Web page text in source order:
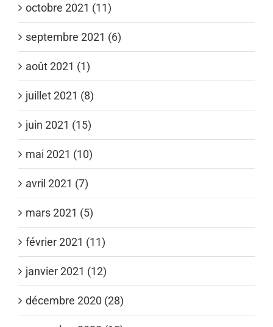
octobre 2021 (11)
septembre 2021 (6)
août 2021 (1)
juillet 2021 (8)
juin 2021 (15)
mai 2021 (10)
avril 2021 (7)
mars 2021 (5)
février 2021 (11)
janvier 2021 (12)
décembre 2020 (28)